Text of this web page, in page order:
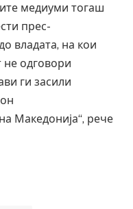
медиуми тогаш
прес-
владата, на кои
не одговори
ги засили
Македонија“, рече